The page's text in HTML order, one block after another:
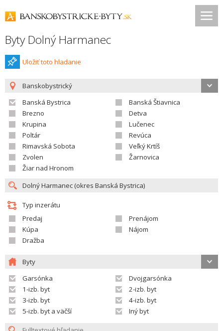
Byty Dolný Harmanec
Uložiť toto hladanie
Banskobystrický
Banská Bystrica
Banská Štiavnica
Brezno
Detva
Krupina
Lučenec
Poltár
Revúca
Rimavská Sobota
Veľký Krtíš
Zvolen
Žarnovica
Žiar nad Hronom
Typ inzerátu
Predaj
Prenájom
Kúpa
Nájom
Dražba
Byty
Garsónka
Dvojgarsónka
1-izb. byt
2-izb. byt
3-izb. byt
4-izb. byt
5-izb. byt a väčší
Iný byt